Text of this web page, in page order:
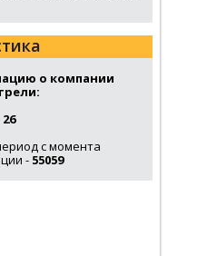
о компании
26
с момента
- 55059